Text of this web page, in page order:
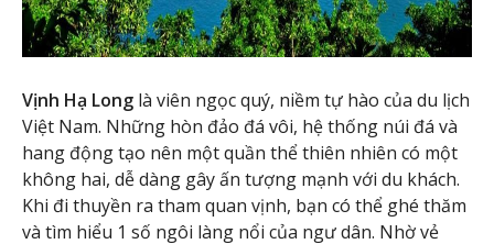
Vịnh Hạ Long là viên ngọc quý, niềm tự hào của du lịch
Việt Nam. Những hòn đảo đá vôi, hệ thống núi đá và
hang động tạo nên một quần thể thiên nhiên có một
không hai, dễ dàng gây ấn tượng mạnh với du khách.
Khi đi thuyền ra tham quan vịnh, bạn có thể ghé thăm
và tìm hiểu 1 số ngôi làng nổi của ngư dân. Nhờ vẻ